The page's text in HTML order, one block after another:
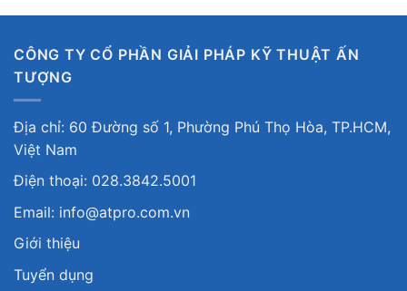
CÔNG TY CỔ PHẦN GIẢI PHÁP KỸ THUẬT ẤN
TƯỢNG
Địa chỉ: 60 Đường số 1, Phường Phú Thọ Hòa, TP.HCM,
Việt Nam
Điện thoại: 028.3842.5001
Email: info@atpro.com.vn
Giới thiệu
Tuyển dụng